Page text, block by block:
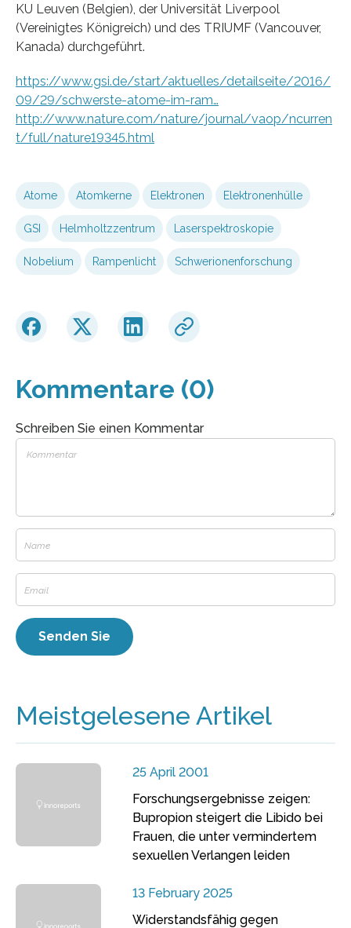
KU Leuven (Belgien), der Universität Liverpool
(Vereinigtes Königreich) und des TRIUMF (Vancouver,
Kanada) durchgeführt.
https://www.gsi.de/start/aktuelles/detailseite/2016/
09/29/schwerste-atome-im-ram…
http://www.nature.com/nature/journal/vaop/ncurren
t/full/nature19345.html
Atome Atomkerne Elektronen Elektronenhülle
GSI Helmholtzzentrum Laserspektroskopie
Nobelium Rampenlicht Schwerionenforschung
Kommentare (0)
Schreiben Sie einen Kommentar
Meistgelesene Artikel
25 April 2001
Forschungsergebnisse zeigen:
Bupropion steigert die Libido bei
Frauen, die unter vermindertem
sexuellen Verlangen leiden
13 February 2025
Widerstandsfähig gegen